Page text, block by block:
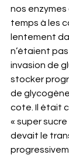
nos
temps à les
lentement
n’étaient
invasion de
stocker
de
cote. Il était
« super
devait le